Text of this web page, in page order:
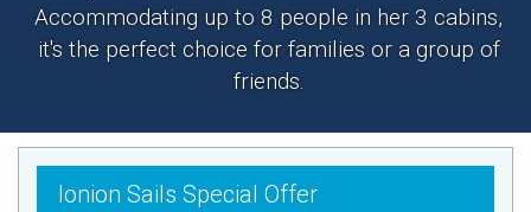
Accommodating up to 8 people in her 3 cabins,
it's the perfect choice for families or a group of
friends.
Ionion Sails Special Offer